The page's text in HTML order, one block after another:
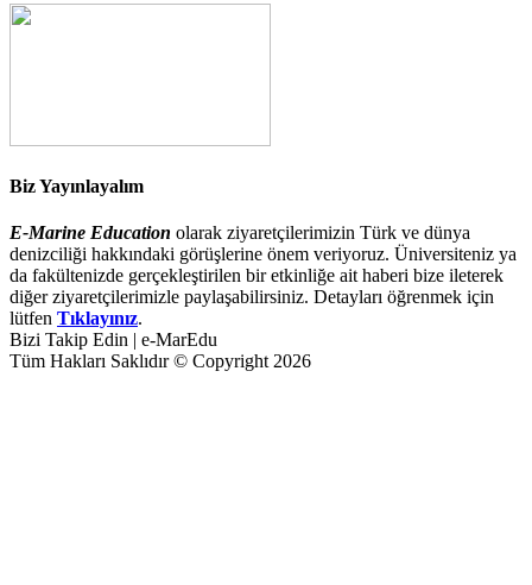
Biz Yayınlayalım
E-Marine Education olarak ziyaretçilerimizin Türk ve dünya
denizciliği hakkındaki görüşlerine önem veriyoruz. Üniversiteniz ya
da fakültenizde gerçekleştirilen bir etkinliğe ait haberi bize ileterek
diğer ziyaretçilerimizle paylaşabilirsiniz. Detayları öğrenmek için
lütfen Tıklayınız.
Bizi Takip Edin | e-MarEdu
Tüm Hakları Saklıdır © Copyright 2026